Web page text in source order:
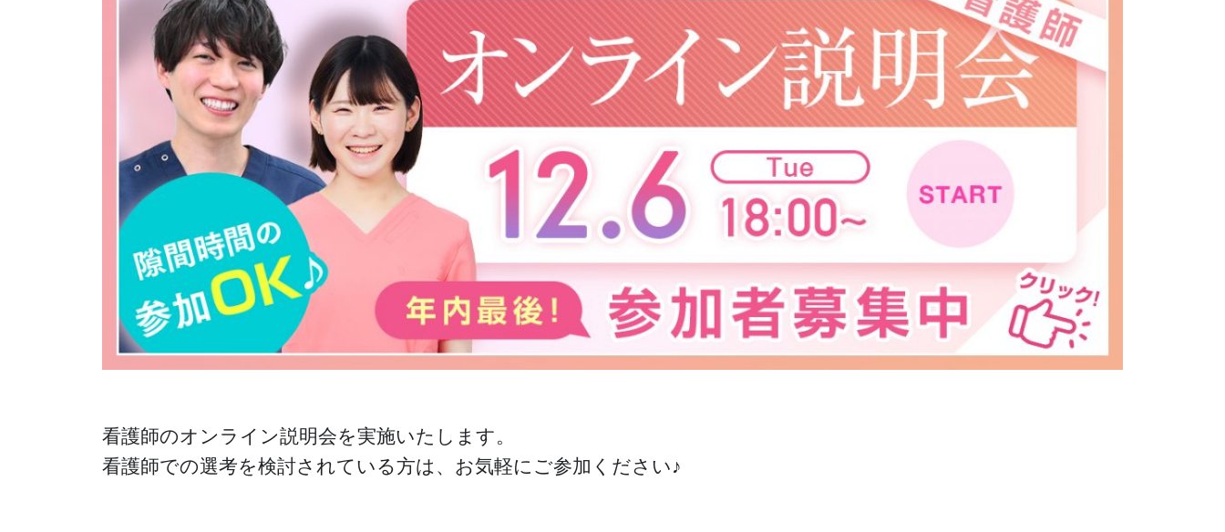
看護師のオンライン説明会を実施いたします。
看護師での選考を検討されている方は、お気軽にご参加ください♪